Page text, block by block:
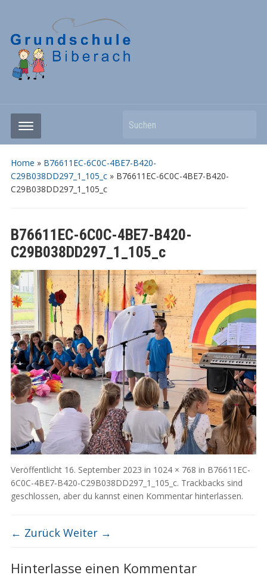
Suchen
Home » B76611EC-6C0C-4BE7-B420-
C29B038DD297_1_105_c» B76611EC-6C0C-4BE7-B420-
C29B038DD297_1_105_c
B76611EC-6C0C-4BE7-B420-
C29B038DD297_1_105_c
Veröffentlicht 16. September 2023 in 1024 × 768 in B76611EC-
6C0C-4BE7-B420-C29B038DD297_1_105_c. Trackbacks sind
geschlossen, aber du kannst einen Kommentar hinterlassen.
← Zurück Weiter →
Hinterlasse einen Kommentar